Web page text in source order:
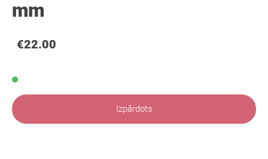
mm
€22.00
Izpārdots